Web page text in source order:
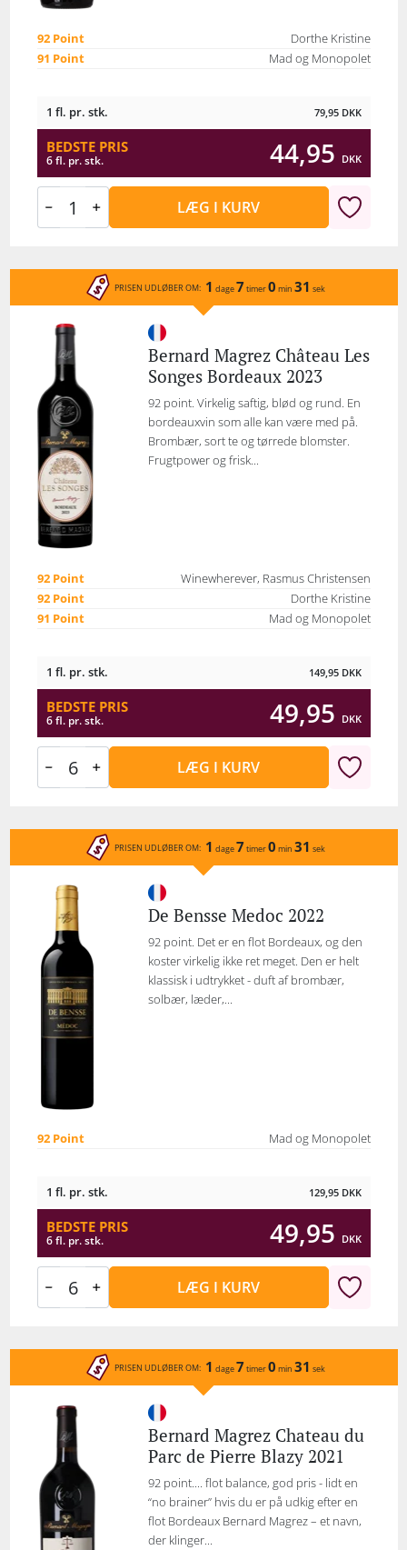
92 Point
Dorthe Kristine
91 Point
Mad og Monopolet
1 fl. pr. stk. 79,95 DKK
BEDSTE PRIS
6 fl. pr. stk. 44,95 DKK
LÆG I KURV
PRISEN UDLØBER OM: 1 dage7 timer0 min 31 sek
Bernard Magrez Château Les
Songes Bordeaux 2023
92 point. Virkelig saftig, blød og rund. En
bordeauxvin som alle kan være med på.
Brombær, sort te og tørrede blomster.
Frugtpower og frisk...
92 Point
Winewherever, Rasmus Christensen
92 Point
Dorthe Kristine
91 Point
Mad og Monopolet
1 fl. pr. stk. 149,95 DKK
BEDSTE PRIS
6 fl. pr. stk. 49,95 DKK
LÆG I KURV
PRISEN UDLØBER OM: 1 dage7 timer0 min 31 sek
De Bensse Medoc 2022
92 point. Det er en flot Bordeaux, og den
koster virkelig ikke ret meget. Den er helt
klassisk i udtrykket - duft af brombær,
solbær, læder,...
92 Point Mad og Monopolet
1 fl. pr. stk. 129,95 DKK
BEDSTE PRIS
6 fl. pr. stk. 49,95 DKK
LÆG I KURV
PRISEN UDLØBER OM: 1 dage7 timer0 min 31 sek
Bernard Magrez Chateau du
Parc de Pierre Blazy 2021
92 point.... flot balance, god pris - lidt en
“no brainer” hvis du er på udkig efter en
flot Bordeaux Bernard Magrez – et navn,
der klinger...